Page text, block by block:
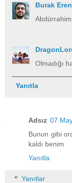
Burak Eren
Olmadığı
Yanıtla
Adsız 07
Bunun gibi
kaldı benim
Yanıtla
Yanıtlar